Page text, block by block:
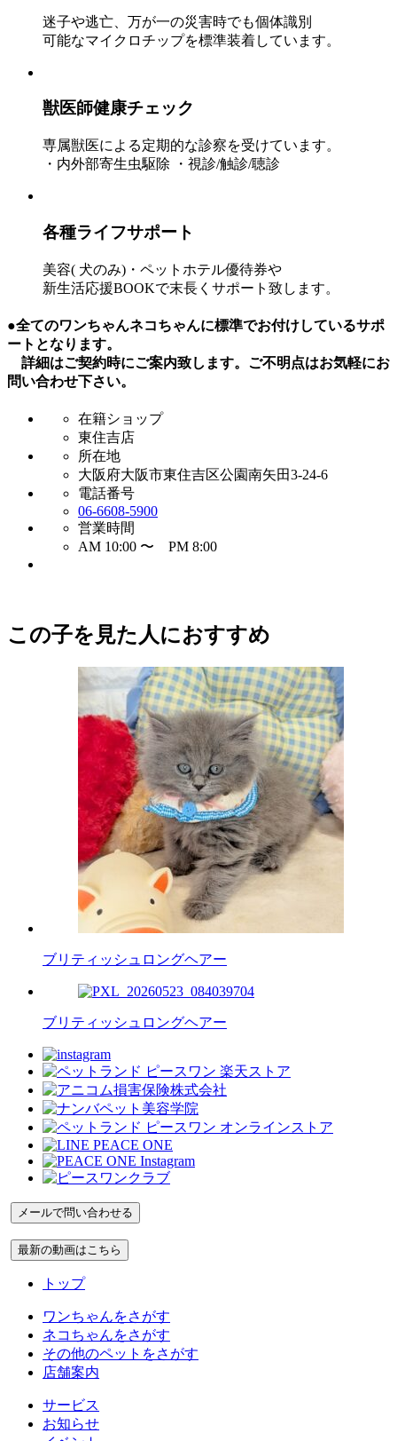
迷子や逃亡、万が一の災害時でも個体識別
可能なマイクロチップを標準装着しています。
獣医師健康チェック
専属獣医による定期的な診察を受けています。
・内外部寄生虫駆除 ・視診/触診/聴診
各種ライフサポート
美容( 犬のみ)・ペットホテル優待券や
新生活応援BOOKで末長くサポート致します。
●全てのワンちゃんネコちゃんに標準でお付けしているサポ
ートとなります。
詳細はご契約時にご案内致します。ご不明点はお気軽にお
問い合わせ下さい。
在籍ショップ
東住吉店
所在地
大阪府大阪市東住吉区公園南矢田3-24-6
電話番号
06-6608-5900
営業時間
AM 10:00 〜 PM 8:00
この子を見た人におすすめ
ブリティッシュロングヘアー
ブリティッシュロングヘアー
トップ
ワンちゃんをさがす
ネコちゃんをさがす
その他のペットをさがす
店舗案内
サービス
お知らせ